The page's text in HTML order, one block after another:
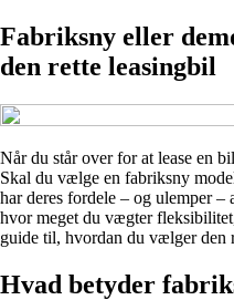
Fabriksny eller
den rette leasingbil
Når du står over for at lease en
Skal du vælge en fabriksny
har deres fordele – og ulemper
hvor meget du vægter
guide til, hvordan du vælger den
Hvad betyder